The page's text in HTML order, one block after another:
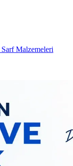
Malzemeleri